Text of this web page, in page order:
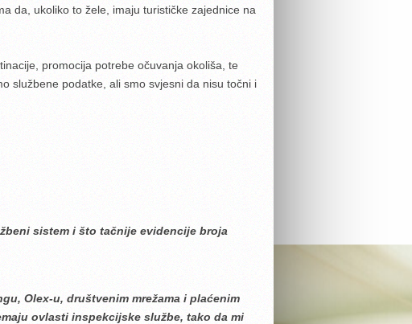
da, ukoliko to žele, imaju turističke zajednice na
promocija potrebe očuvanja okoliša, te
službene podatke, ali smo svjesni da nisu točni i
sistem i što tačnije evidencije broja
Olex-u, društvenim mrežama i plaćenim
ovlasti inspekcijske službe, tako da mi